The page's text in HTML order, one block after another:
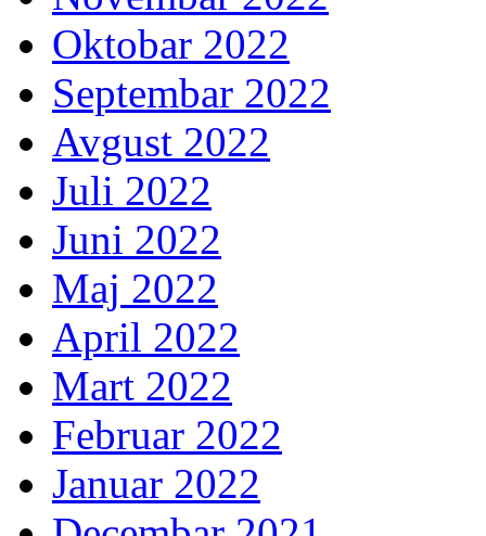
Oktobar 2022
Septembar 2022
Avgust 2022
Juli 2022
Juni 2022
Maj 2022
April 2022
Mart 2022
Februar 2022
Januar 2022